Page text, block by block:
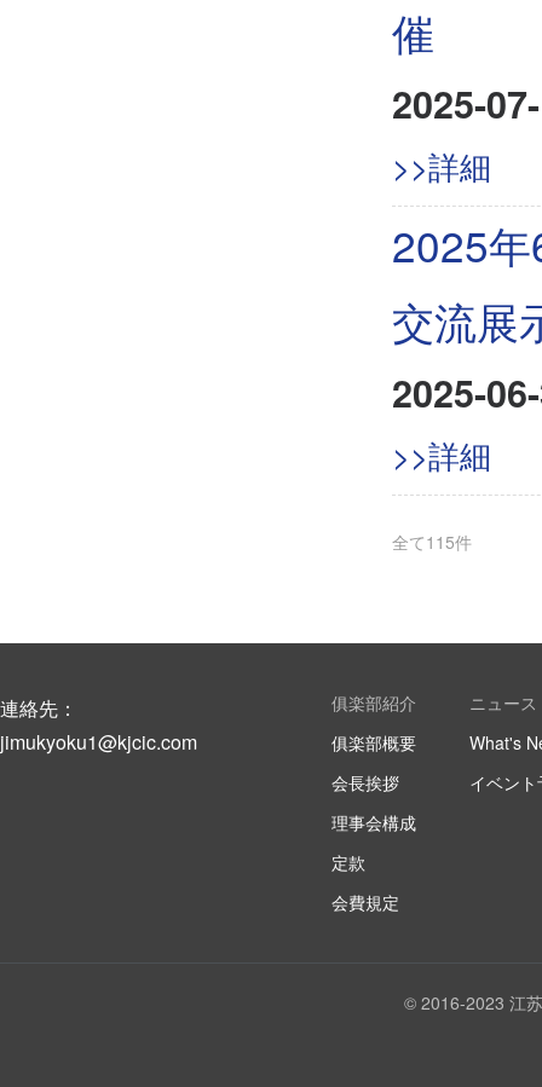
催
2025-
>>詳細
2025
交流展
2025-
>>詳細
全て115件
連絡先：
jimukyoku1@kjcic.com
俱楽部紹介
俱楽部概要
会長挨拶
理事会構成
定款
会費規定
ニュース
What's
イベン
© 2016-2023 江